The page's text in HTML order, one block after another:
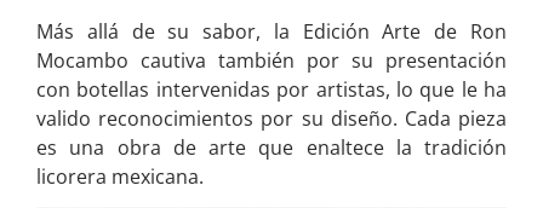
Más allá de su sabor, la Edición Arte de Ron
Mocambo cautiva también por su presentación
con botellas intervenidas por artistas, lo que le ha
valido reconocimientos por su diseño. Cada pieza
es una obra de arte que enaltece la tradición
licorera mexicana.